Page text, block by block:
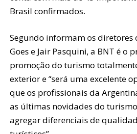
Brasil confirmados.
Segundo informam os diretores
Goes e Jair Pasquini, a BNT é o
promoção do turismo
exterior e “será uma excelente
que os profissionais da
as últimas novidades do
agregar diferenciais de